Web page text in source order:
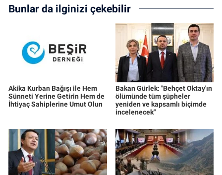
Bunlar da ilginizi çekebilir
Akika Kurban Bağışı ile Hem
Sünneti Yerine Getirin Hem de
İhtiyaç Sahiplerine Umut Olun
Bakan Gürlek: "Behçet Oktay'ın
ölümünde tüm şüpheler
yeniden ve kapsamlı biçimde
incelenecek"